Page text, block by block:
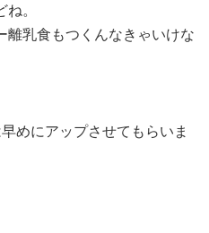
。
離乳食もつくんなきゃいけな
めにアップさせてもらいま